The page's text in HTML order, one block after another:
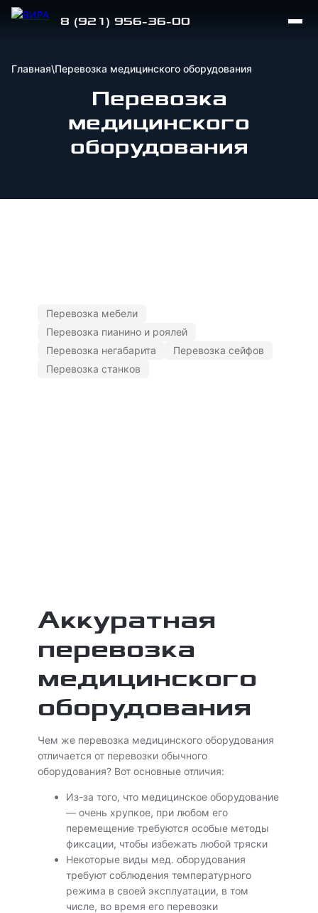
8 (921) 956-36-00
Главная\Перевозка медицинского оборудования
Перевозка
медицинского
оборудования
Перевозка мебели
Перевозка пианино и роялей
Перевозка негабарита
Перевозка сейфов
Перевозка станков
Аккуратная
перевозка
медицинского
оборудования
Чем же перевозка медицинского оборудования
отличается от перевозки обычного
оборудования? Вот основные отличия:
Из-за того, что медицинское оборудование
— очень хрупкое, при любом его
перемещение требуются особые методы
фиксации, чтобы избежать любой тряски
Некоторые виды мед. оборудования
требуют соблюдения температурного
режима в своей эксплуатации, в том
числе, во время его перевозки